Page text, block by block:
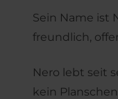
Sein Name ist
freundlich,
Nero lebt seit
kein